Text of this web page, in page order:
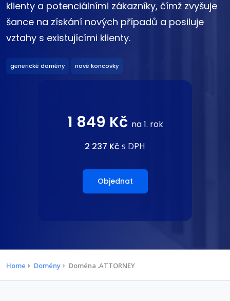
klienty a potenciálními zákazníky, čímž zvyšuje
šance na získání nových případů a posiluje
vztahy s existujícími klienty.
generické domény nové koncovky
1 849 Kč na 1. rok
2 237 Kč s DPH
Objednat
Home Domény Doména .ATTORNEY